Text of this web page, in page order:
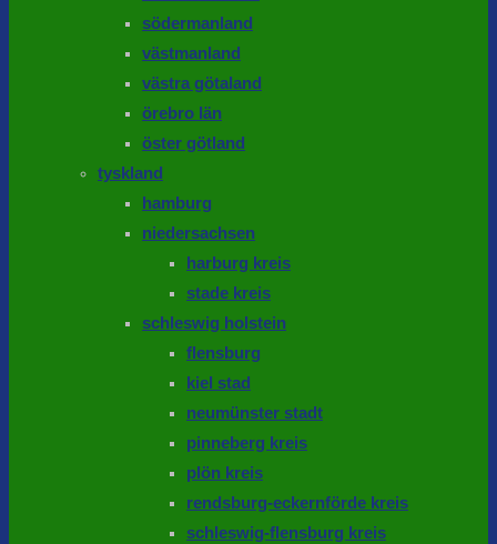
södermanland
västmanland
västra götaland
örebro län
öster götland
tyskland
hamburg
niedersachsen
harburg kreis
stade kreis
schleswig holstein
flensburg
kiel stad
neumünster stadt
pinneberg kreis
plön kreis
rendsburg-eckernförde kreis
schleswig-flensburg kreis